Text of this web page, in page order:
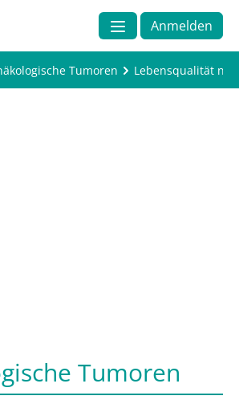
Anmelden
Tumoren Lebensqualität
Tumoren